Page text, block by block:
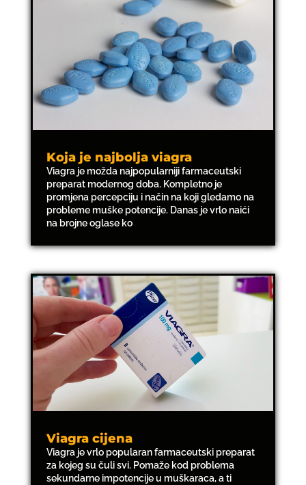
Koja je najbolja viagra
Viagra je možda najpopularniji farmaceutski
preparat modernog doba. Kompletno je
promjena percepciju i način na koji gledamo na
probleme muške potencije. Danas je vrlo naići
na brojne oglase ko
Viagra cijena
Viagra je vrlo popularan farmaceutski preparat
za kojeg su čuli svi. Pomaže kod problema
sekundarne impotencije u muškaraca, a ti